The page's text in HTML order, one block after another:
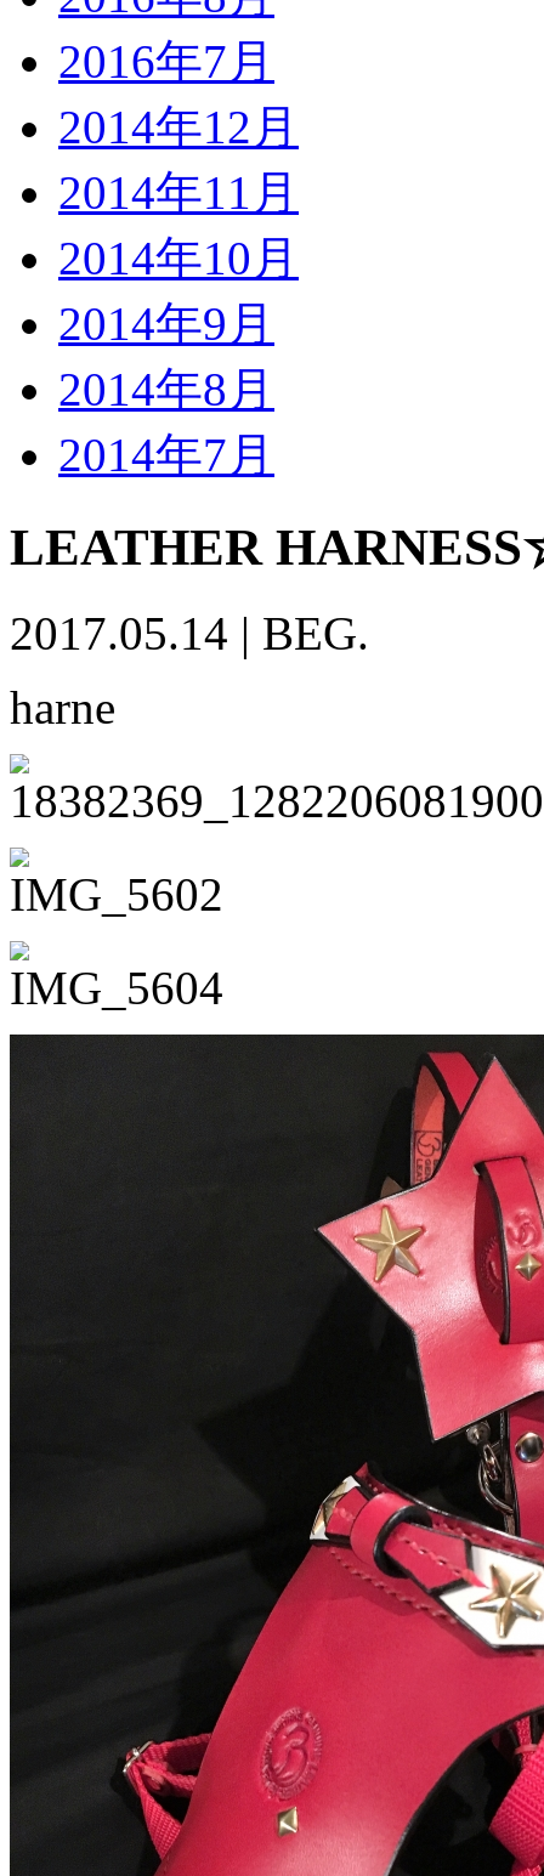
2016年7月
2014年12月
2014年11月
2014年10月
2014年9月
2014年8月
2014年7月
LEATHER
2017.05.14 | BEG.
harne